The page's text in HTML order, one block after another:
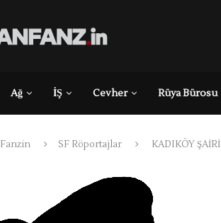
Ağ İŞ Cevher Rüya Bürosu
Fanzin SF Röportajlar KADIKÖY ŞAİRİ